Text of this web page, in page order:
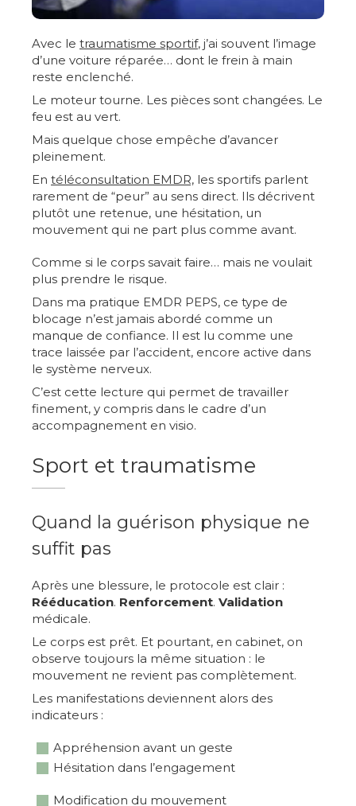
Avec le traumatisme sportif, j’ai souvent l’image
d’une voiture réparée… dont le frein à main
reste enclenché.
Le moteur tourne. Les pièces sont changées. Le
feu est au vert.
Mais quelque chose empêche d’avancer
pleinement.
En téléconsultation EMDR, les sportifs parlent
rarement de “peur” au sens direct. Ils décrivent
plutôt une retenue, une hésitation, un
mouvement qui ne part plus comme avant.
Comme si le corps savait faire… mais ne voulait
plus prendre le risque.
Dans ma pratique EMDR PEPS, ce type de
blocage n’est jamais abordé comme un
manque de confiance. Il est lu comme une
trace laissée par l’accident, encore active dans
le système nerveux.
C’est cette lecture qui permet de travailler
finement, y compris dans le cadre d’un
accompagnement en visio.
Sport et traumatisme
Quand la guérison physique ne
suffit pas
Après une blessure, le protocole est clair :
Rééducation. Renforcement. Validation
médicale.
Le corps est prêt. Et pourtant, en cabinet, on
observe toujours la même situation : le
mouvement ne revient pas complètement.
Les manifestations deviennent alors des
indicateurs :
Appréhension avant un geste
Hésitation dans l’engagement
Modification du mouvement